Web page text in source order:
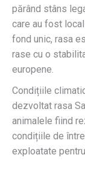
părând stâns
care au fost
fond unic, rasa
rase cu o
europene.
Condițiile
dezvoltat rasa
animalele fiind
condițiile de
exploatate